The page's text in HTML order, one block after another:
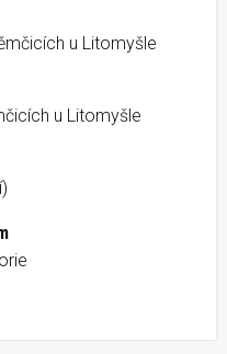
u Litomyšle
u Litomyšle